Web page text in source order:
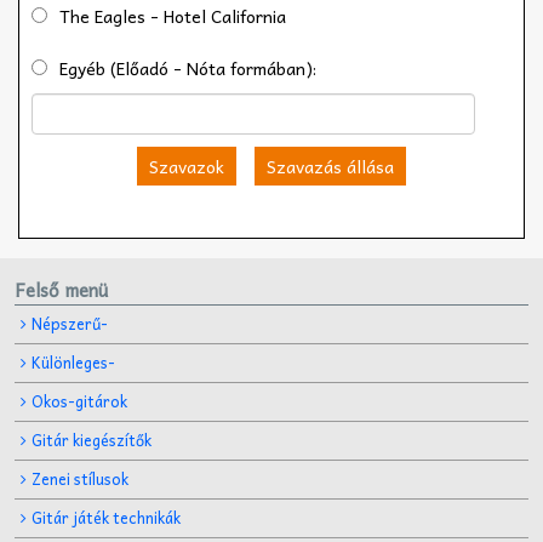
The Eagles - Hotel California
Egyéb (Előadó - Nóta formában):
Szavazok Szavazás állása
Felső menü
Népszerű-
Különleges-
Okos-gitárok
Gitár kiegészítők
Zenei stílusok
Gitár játék technikák